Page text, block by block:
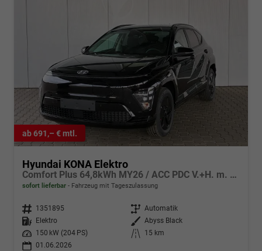
ab 691,– € mtl.
Hyundai KONA Elektro
Comfort Plus 64,8kWh MY26 / ACC PDC V.+H. m. Kamera Keyless Sitz & Lenkr.Heiz./ LED Navi
sofort lieferbar Fahrzeug mit Tageszulassung
Fahrzeugnr. 1351895 Getriebe Automatik
Kraftstoff
Elektro Außenfarbe Abyss Black
Leistung
150 kW (204 PS) Kilometerstand
15 km
01.06.2026